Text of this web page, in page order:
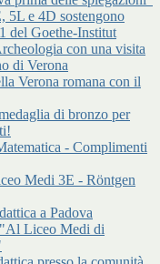
5L e 4D sostengono
del Goethe-Institut
con una visita
di Verona
Verona romana con il
di bronzo per
- Complimenti
Medi 3E - Röntgen
a Padova
Liceo Medi di